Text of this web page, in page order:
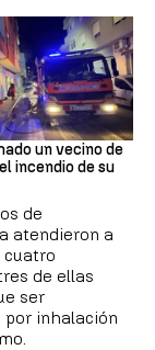
un vecino de
incendio de su
de
atendieron a
cuatro
de ellas
ser
por inhalación